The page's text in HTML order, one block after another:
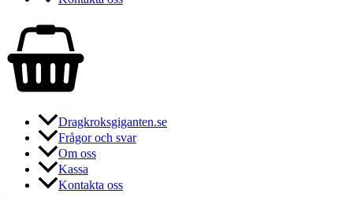
Dragkroksgiganten.se
Frågor och svar
Om oss
Kassa
Kontakta oss